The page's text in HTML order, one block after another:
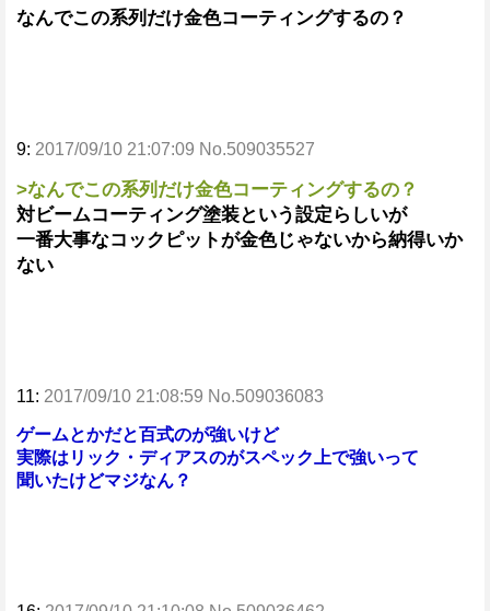
なんでこの系列だけ金色コーティングするの？
9: 2017/09/10 21:07:09 No.509035527
>なんでこの系列だけ金色コーティングするの？
対ビームコーティング塗装という設定らしいが
一番大事なコックピットが金色じゃないから納得いか
ない
11: 2017/09/10 21:08:59 No.509036083
ゲームとかだと百式のが強いけど
実際はリック・ディアスのがスペック上で強いって
聞いたけどマジなん？